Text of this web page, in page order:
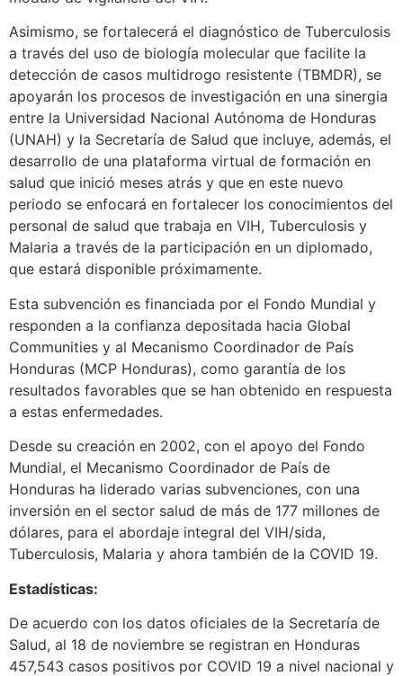
Asimismo, se fortalecerá el diagnóstico de Tuberculosis
a través del uso de biología molecular que facilite la
detección de casos multidrogo resistente (TBMDR), se
apoyarán los procesos de investigación en una sinergia
entre la Universidad Nacional Autónoma de Honduras
(UNAH) y la Secretaría de Salud que incluye, además, el
desarrollo de una plataforma virtual de formación en
salud que inició meses atrás y que en este nuevo
periodo se enfocará en fortalecer los conocimientos del
personal de salud que trabaja en VIH, Tuberculosis y
Malaria a través de la participación en un diplomado,
que estará disponible próximamente.
Esta subvención es financiada por el Fondo Mundial y
responden a la confianza depositada hacia Global
Communities y al Mecanismo Coordinador de País
Honduras (MCP Honduras), como garantía de los
resultados favorables que se han obtenido en respuesta
a estas enfermedades.
Desde su creación en 2002, con el apoyo del Fondo
Mundial, el Mecanismo Coordinador de País de
Honduras ha liderado varias subvenciones, con una
inversión en el sector salud de más de 177 millones de
dólares, para el abordaje integral del VIH/sida,
Tuberculosis, Malaria y ahora también de la COVID 19.
Estadísticas:
De acuerdo con los datos oficiales de la Secretaría de
Salud, al 18 de noviembre se registran en Honduras
457,543 casos positivos por COVID 19 a nivel nacional y